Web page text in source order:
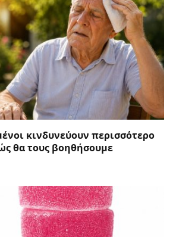
κινδυνεύουν περισσότερο
θα τους βοηθήσουμε